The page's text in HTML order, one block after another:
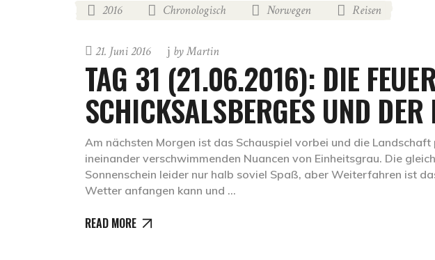
2016 Chronologisch Norwegen Reisen
21. Juni 2016 byMartin
TAG 31 (21.06.2016): DIE
SCHICKSALSBERGES UND
Am nächsten Morgen ist das Schauspiel vorbei und die
ineinander verschwimmenden Nuancen von Einheitsgrau. Die
Sonnenschein leider nur halb soviel Spaß, aber Weiterfahren ist
Wetter anfangen kann und
READ MORE